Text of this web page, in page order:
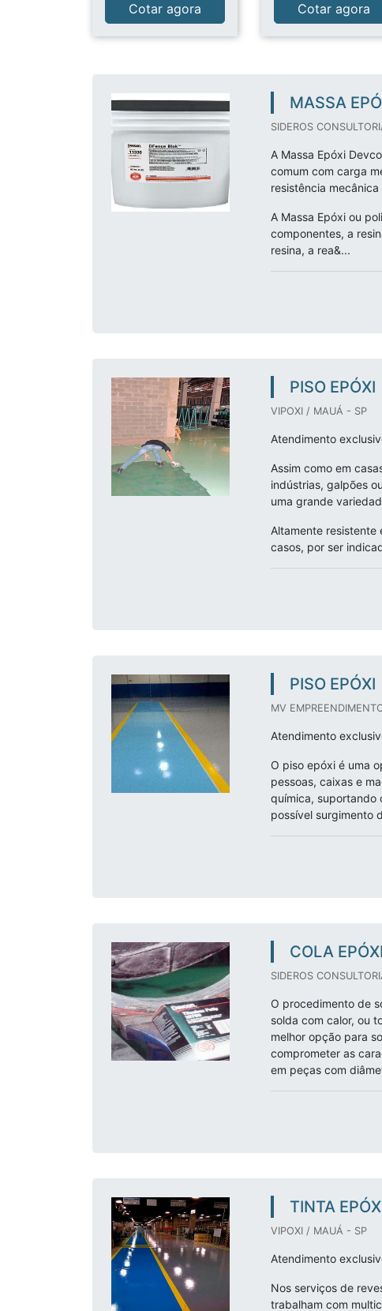
Cotar agora Cotar agora
MASSA
SIDEROS
A Massa Epóxi
comum com carga
resistência mecânica
A Massa Epóxi ou
componentes, a
resina, a rea&...
PISO EPÓXI
VIPOXI / MAUÁ - SP
Atendimento
Assim como em
indústrias, galpões
uma grande
Altamente resistente
casos, por ser
PISO EPÓXI
MV
Atendimento
O piso epóxi é uma
pessoas, caixas e
química, suportando
possível surgimento
COLA
SIDEROS
O procedimento de
solda com calor, ou
melhor opção para
comprometer as
em peças com
TINTA
VIPOXI / MAUÁ - SP
Atendimento
Nos serviços de
trabalham com